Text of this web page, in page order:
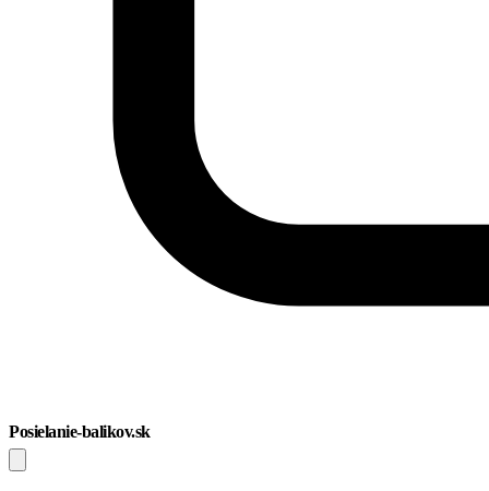
Posielanie-balikov.sk